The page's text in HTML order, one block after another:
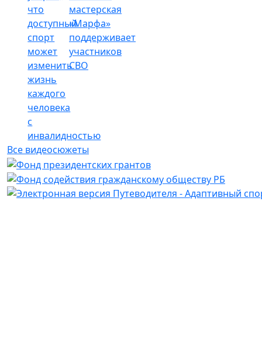
что
доступный
спорт
может
изменить
жизнь
каждого
человека
с
инвалидностью
мастерская
«Марфа»
поддерживает
участников
СВО
Все видеосюжеты